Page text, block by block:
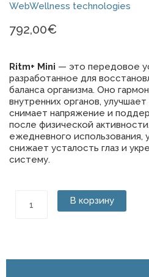
WebWellness technologies
792,00€
Ritm+ Mini — это передовое
разработанное для
баланса организма. Оно
внутренних органов,
снимает напряжение и
после физической
ежедневного использования,
снижает усталость глаз и
систему.
Количество
товара
В корзину